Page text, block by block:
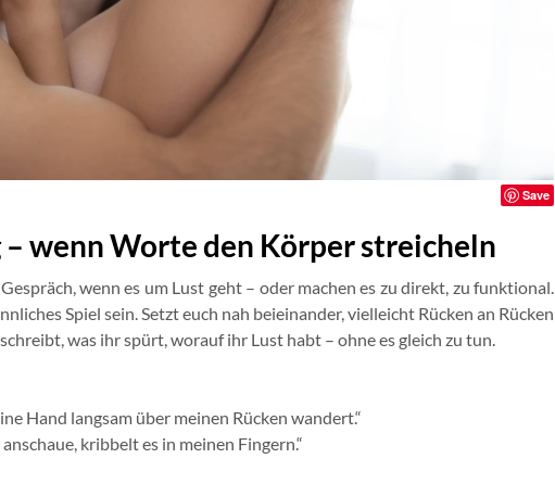
Save
– wenn Worte den Körper streicheln
wenn es um Lust geht – oder machen es zu direkt, zu funktional.
Spiel sein. Setzt euch nah beieinander, vielleicht Rücken an Rücken
was ihr spürt, worauf ihr Lust habt – ohne es gleich zu tun.
Hand langsam über meinen Rücken wandert.“
kribbelt es in meinen Fingern.“